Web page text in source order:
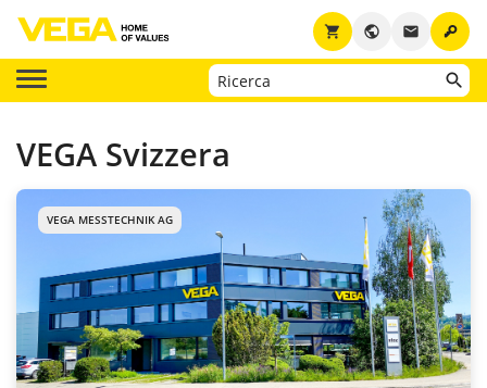
key
email
public
shopping_cart
VEGA Svizzera
VEGA MESSTECHNIK AG